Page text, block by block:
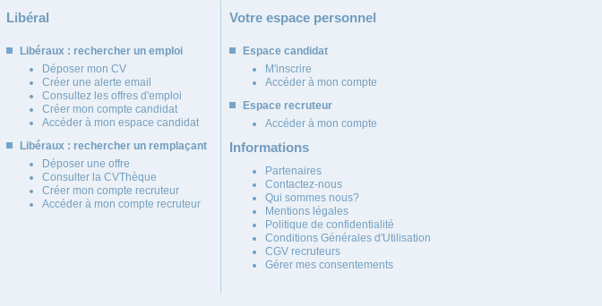
Libéral
Libéraux : rechercher un emploi
Déposer mon CV
Créer une alerte email
Consultez les offres d'emploi
Créer mon compte candidat
Accéder à mon espace candidat
Libéraux : rechercher un remplaçant
Déposer une offre
Consulter la CVThèque
Créer mon compte recruteur
Accéder à mon compte recruteur
Votre espace personnel
Espace candidat
M'inscrire
Accéder à mon compte
Espace recruteur
Accéder à mon compte
Informations
Partenaires
Contactez-nous
Qui sommes nous?
Mentions légales
Politique de confidentialité
Conditions Générales d'Utilisation
CGV recruteurs
Gérer mes consentements